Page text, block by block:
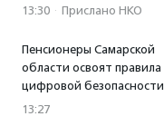
13:30 · Прислано НКО
Пенсионеры Самарской
области освоят правила
цифровой безопасности
13:27